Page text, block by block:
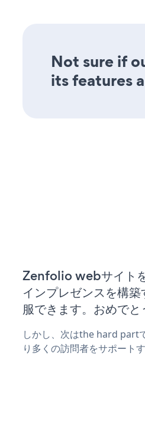
Not sure if
its features
Zenfolio webサイト
インプレゼンスを構
服できます。おめでと
しかし、次はthe hard part
り多くの訪問者をサポート